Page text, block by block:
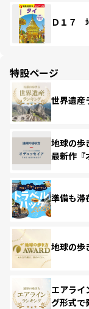
Ｄ１７
特設ページ
世界遺産
地球の歩
最新作『
準備も
地球の歩
エアラ
グ形式で